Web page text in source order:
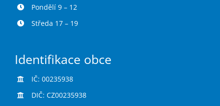
Pondělí 9 – 12
Středa 17 – 19
Identifikace obce
IČ: 00235938
DIČ: CZ00235938